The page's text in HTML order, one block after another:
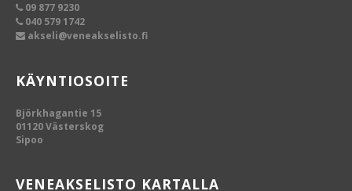
09 877 9230
040 579 1742
akseli@veneakselisto.fi
KÄYNTIOSOITE
Björkhagantie 15
01120 Västerskog
Sipoo
VENEAKSELISTO KARTALLA